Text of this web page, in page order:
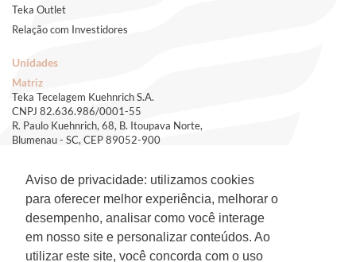
Teka Outlet
Relação com Investidores
Unidades
Matriz
Teka Tecelagem Kuehnrich S.A.
CNPJ 82.636.986/0001-55
R. Paulo Kuehnrich, 68, B. Itoupava Norte,
Blumenau - SC, CEP 89052-900
Teka Tecelagem Kuehnrich S.A.
CNPJ 82.636.986/0003-17
Rod. SP 332, Km 153, s/n, B. Jardim Blumenau,
Artur Nogueira - SP, CEP 13160-512
Aviso de privacidade: utilizamos cookies
para oferecer melhor experiência, melhorar o
desempenho, analisar como você interage
em nosso site e personalizar conteúdos. Ao
utilizar este site, você concorda com o uso